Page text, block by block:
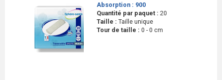
Absorption : 900
Quantité par paquet : 20
Taille : Taille unique
Tour de taille : 0 - 0 cm